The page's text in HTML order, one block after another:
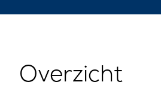
Overzicht